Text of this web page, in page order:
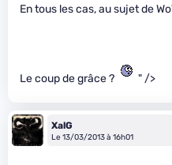
En tous les cas, au sujet de
Le coup de grâce ? " />
XalG
Le 13/03/2013 à 16h01